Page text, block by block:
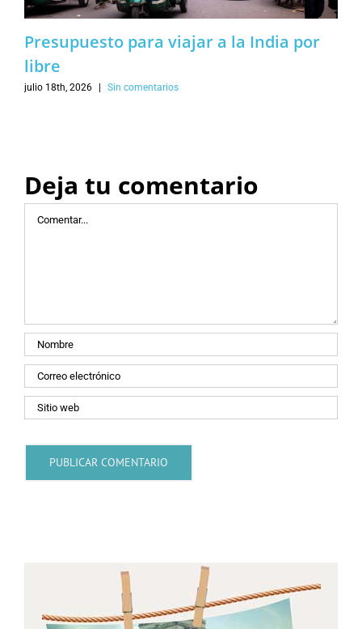
Presupuesto para viajar a la India por
libre
julio 18th, 2026 Sin comentarios
Deja tu comentario